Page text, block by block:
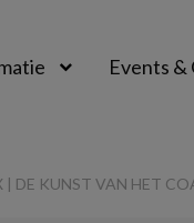
Events &
| DE KUNST VAN HET